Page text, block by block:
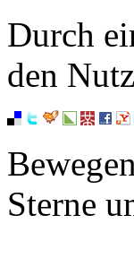
Durch
den
Sterne